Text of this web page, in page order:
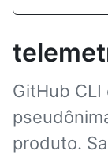
GitHub
produto.